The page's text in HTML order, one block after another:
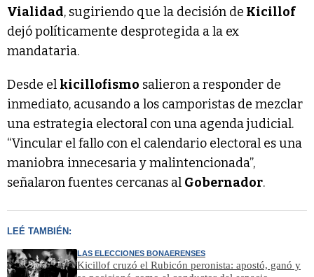
Vialidad, sugiriendo que la decisión de Kicillof
dejó políticamente desprotegida a la ex
mandataria.
Desde el kicillofismo salieron a responder de
inmediato, acusando a los camporistas de mezclar
una estrategia electoral con una agenda judicial.
“Vincular el fallo con el calendario electoral es una
maniobra innecesaria y malintencionada”,
señalaron fuentes cercanas al Gobernador.
LEÉ TAMBIÉN:
LAS ELECCIONES BONAERENSES
Kicillof cruzó el Rubicón peronista: apostó, ganó y